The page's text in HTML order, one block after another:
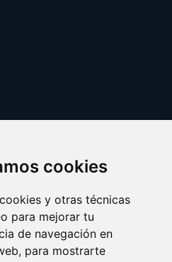
cookies
y otras técnicas
para mejorar tu
de navegación en
para mostrarte
preferences
esfuerzo.es